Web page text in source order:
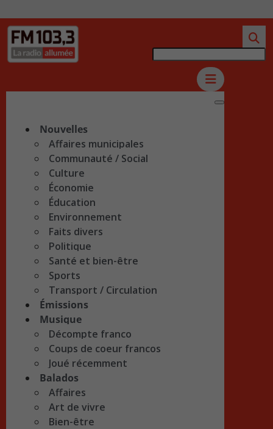
Nouvelles
Affaires municipales
Communauté / Social
Culture
Économie
Éducation
Environnement
Faits divers
Politique
Santé et bien-être
Sports
Transport / Circulation
Émissions
Musique
Décompte franco
Coups de coeur francos
Joué récemment
Balados
Affaires
Art de vivre
Bien-être